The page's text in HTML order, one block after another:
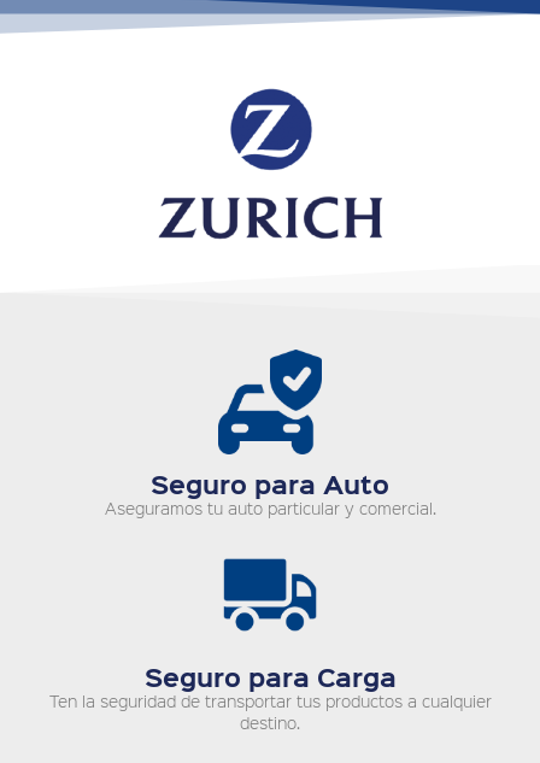
Seguro para Auto
Aseguramos tu auto particular y comercial.
Seguro para Carga
Ten la seguridad de transportar tus productos a cualquier
destino.